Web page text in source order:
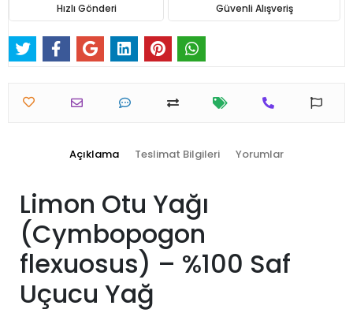
Hızlı Gönderi Güvenli Alışveriş
Açıklama Teslimat Bilgileri Yorumlar
Limon Otu Yağı
(Cymbopogon
flexuosus) – %100 Saf
Uçucu Yağ